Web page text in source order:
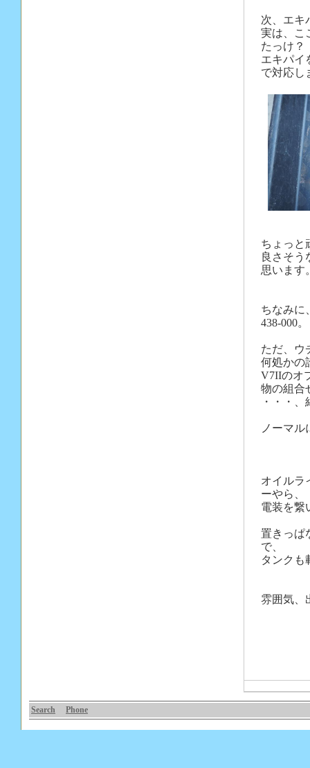
次、エキ
実は、こ
たっけ？
エキパイ
で対応し
ちょっと
良さそう
思います
ちなみに
438-000
ただ、ウ
何処かの
V7IIのオ
物の組合
・・・
ノーマ
オイルラ
ーやら、
電装を繋
置きっぱ
で、
タンクも
雰囲気、
Search Phone